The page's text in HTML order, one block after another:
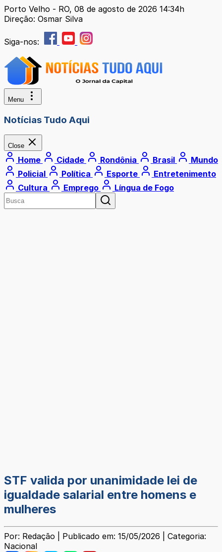
Porto Velho - RO, 08 de agosto de 2026 14:34h
Direção: Osmar Silva
Siga-nos:
Menu
Notícias Tudo Aqui
Close
Home Cidade Rondônia Brasil
Mundo
Policial
Política Esporte
Entretenimento
Cultura
Emprego Língua de Fogo
STF valida por unanimidade lei de
igualdade salarial entre homens e
mulheres
Por: Redação | Publicado em: 15/05/2026 | Categoria:
Nacional